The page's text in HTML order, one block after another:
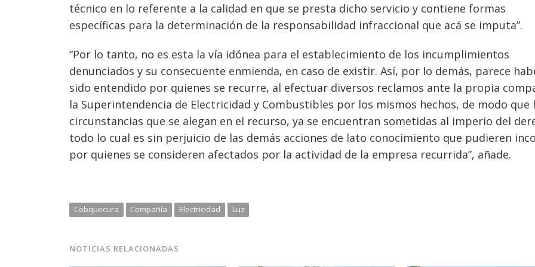
técnico en lo referente a la calidad en que se presta dicho servicio y contiene formas
específicas para la determinación de la responsabilidad infraccional que acá se imputa”.
“Por lo tanto, no es esta la vía idónea para el establecimiento de los incumplimientos
denunciados y su consecuente enmienda, en caso de existir. Así, por lo demás, parece
sido entendido por quienes se recurre, al efectuar diversos reclamos ante la propia
la Superintendencia de Electricidad y Combustibles por los mismos hechos, de modo que
circunstancias que se alegan en el recurso, ya se encuentran sometidas al imperio del
todo lo cual es sin perjuicio de las demás acciones de lato conocimiento que pudieren
por quienes se consideren afectados por la actividad de la empresa recurrida”, añade.
Cobquecura Compañía Electricidad Luz
NOTICIAS RELACIONADAS